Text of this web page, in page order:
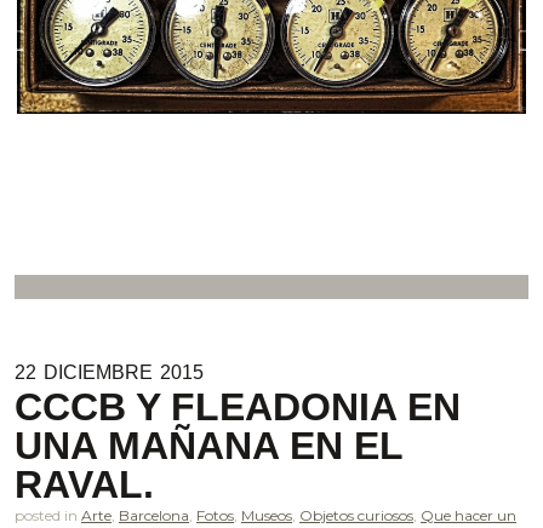
22 DICIEMBRE 2015
CCCB Y FLEADONIA EN
UNA MAÑANA EN EL
RAVAL.
posted in Arte, Barcelona, Fotos, Museos, Objetos curiosos, Que hacer un